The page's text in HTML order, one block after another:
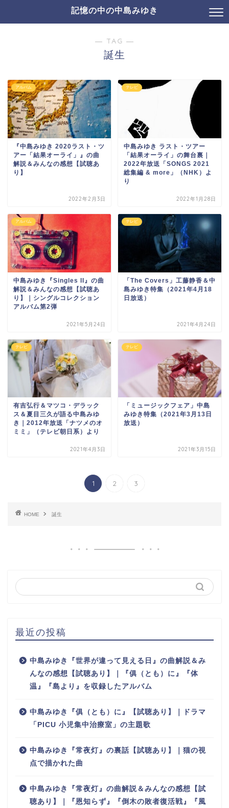
記憶の中の中島みゆき
― TAG ―
誕生
アルバム
『中島みゆき 2020ラスト・ツ
アー「結果オーライ」』の曲
解説＆みんなの感想【試聴あ
り】
2022年2月3日
テレビ
中島みゆき ラスト・ツアー
「結果オーライ」の舞台裏｜
2022年放送「SONGS 2021
総集編 & more」（NHK）よ
り
2022年1月28日
アルバム
中島みゆき『Singles II』の曲
解説＆みんなの感想【試聴あ
り】｜シングルコレクション
アルバム第2弾
2021年5月24日
テレビ
「The Covers」工藤静香＆中
島みゆき特集（2021年4月18
日放送）
2021年4月24日
テレビ
有吉弘行＆マツコ・デラック
ス＆夏目三久が語る中島みゆ
き｜2012年放送「ナツメのオ
ミミ」（テレビ朝日系）より
2021年4月3日
テレビ
「ミュージックフェア」中島
みゆき特集（2021年3月13日
放送）
2021年3月15日
1 2 3
HOME 誕生
最近の投稿
中島みゆき『世界が違って見える日』の曲解説＆み
んなの感想【試聴あり】｜『俱（とも）に』『体
温』『島より』を収録したアルバム
中島みゆき『俱（とも）に』【試聴あり】｜ドラマ
「PICU 小児集中治療室」の主題歌
中島みゆき『常夜灯』の裏話【試聴あり】｜猫の視
点で描かれた曲
中島みゆき『常夜灯』の曲解説＆みんなの感想【試
聴あり】｜『恩知らず』『倒木の敗者復活戦』『風